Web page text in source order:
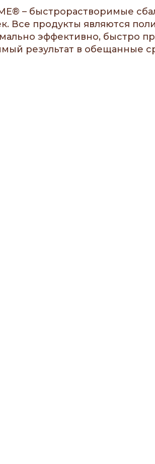
– быстрорастворимые
Все продукты являются
эффективно, быстро
результат в обещанные